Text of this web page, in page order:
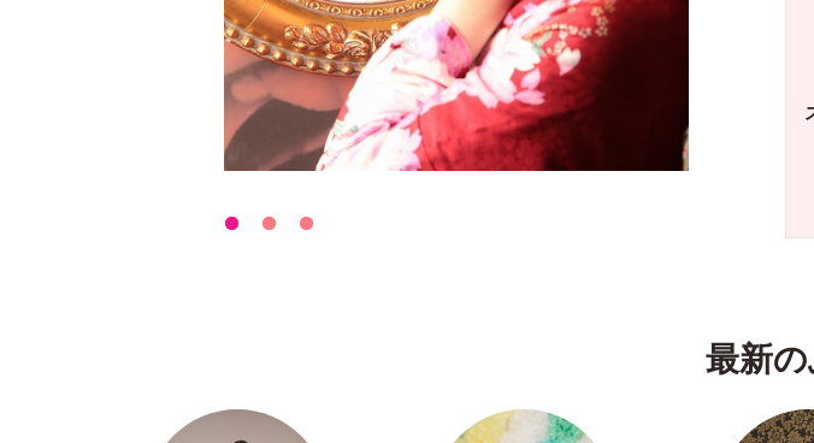
最新